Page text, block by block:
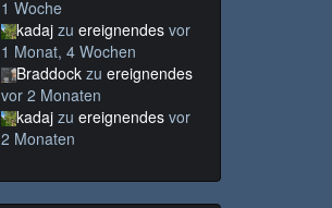
1 Woche
kadajzu ereignendes vor
1 Monat, 4 Wochen
Braddockzu ereignendes
vor 2 Monaten
kadajzu ereignendes vor
2 Monaten